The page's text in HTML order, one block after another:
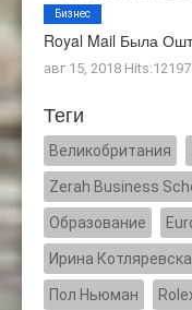
Royal Mail Была
авг 15, 2018 Hits:12197
Бизнес
Теги
Великобритания
Zerah Business
Образование
Ирина
Пол Ньюман